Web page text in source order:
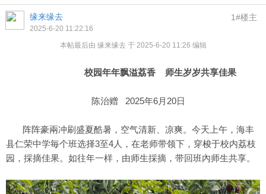
缘来缘去
2025-6-20 11:22:16
1#楼主
本帖最后由 缘来缘去 于 2025-6-20 11:26 编辑
校园年年飘溢荔香 师生岁岁共享佳果
陈治赠 2025年6月20日
阵阵豪兩冲刷盛夏酷暑，空气清新、凉爽。今天上午，海丰
县仁荣中学毎个班选择3至4人，在老师带领下，穿梭于校内荔枝
园，採摘佳果。如往年一样，由师生採摘，带回班內师生共享。